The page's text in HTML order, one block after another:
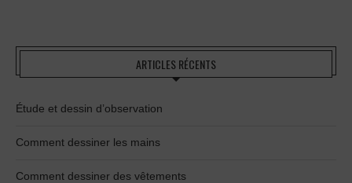
ARTICLES RÉCENTS
Étude et dessin d’observation
Comment dessiner les mains
Comment dessiner des vêtements